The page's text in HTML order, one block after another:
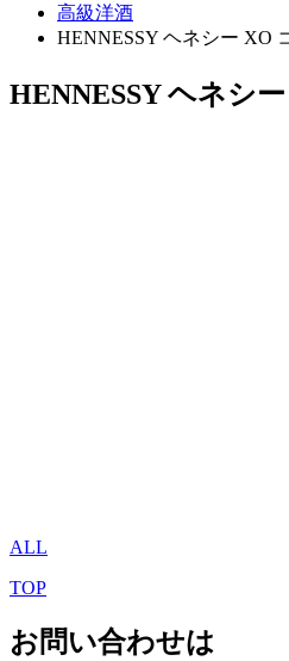
高級洋酒
HENNESSY ヘネシー XO
HENNESSY ヘネシ
ALL
TOP
お問い合わせは